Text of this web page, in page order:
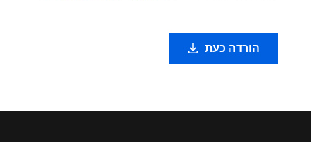
הורדה כעת